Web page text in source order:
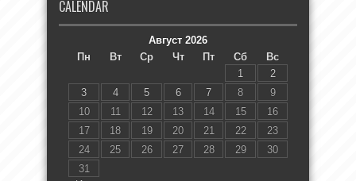
CALENDAR
Август 2026
Пн
Вт Ср Чт Пт Сб
Вс
1
2
3
4 5 6 7 8
9
10
11 12 13 14 15
16
17
18 19 20 21 22
23
24
25 26 27 28 29
30
31